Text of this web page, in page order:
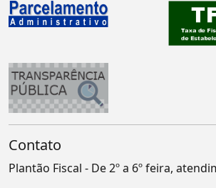
Contato
Plantão Fiscal - De 2º a 6º feira,